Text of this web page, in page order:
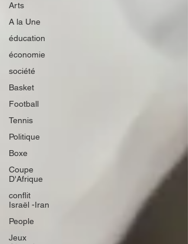
Arts
A la Une
éducation
économie
société
Basket
Football
Tennis
Politique
Boxe
Coupe
D'Afrique
conflit
Israël -Iran
People
Jeux